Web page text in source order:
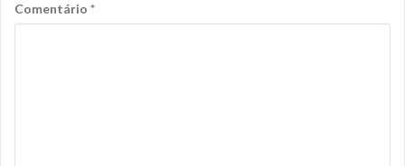
Comentário *